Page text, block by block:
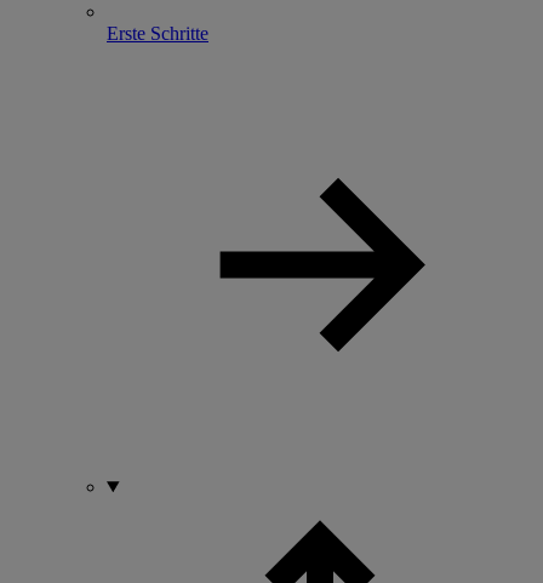
Erste Schritte